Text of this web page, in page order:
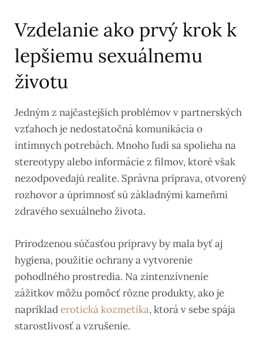
Vzdelanie ako prvý krok k
lepšiemu sexuálnemu
životu
Jedným z najčastejších problémov v partnerských
vzťahoch je nedostatočná komunikácia o
intímnych potrebách. Mnoho ľudí sa spolieha na
stereotypy alebo informácie z filmov, ktoré však
nezodpovedajú realite. Správna príprava, otvorený
rozhovor a úprimnosť sú základnými kameňmi
zdravého sexuálneho života.
Prirodzenou súčasťou prípravy by mala byť aj
hygiena, použitie ochrany a vytvorenie
pohodlného prostredia. Na zintenzívnenie
zážitkov môžu pomôcť rôzne produkty, ako je
napríkladerotická kozmetika, ktorá v sebe spája
starostlivosť a vzrušenie.